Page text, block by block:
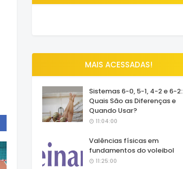
MAIS ACESSADAS!
Sistemas 6-0, 5-1, 4-2 e 6-2:
Quais São as Diferenças e
Quando Usar?
11:04:00
Valências físicas em
fundamentos do voleibol
11:25:00